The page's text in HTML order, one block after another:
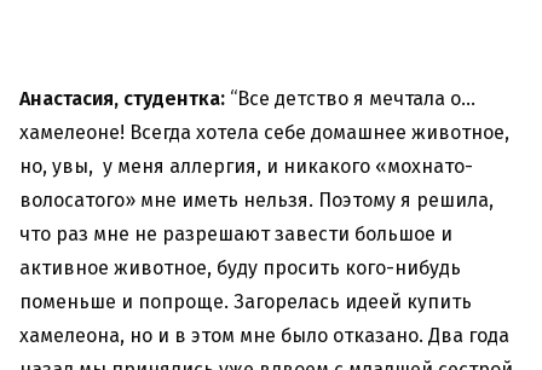
Анастасия, студентка: “Все детство я мечтала о…
хамелеоне! Всегда хотела себе домашнее животное,
но, увы, у меня аллергия, и никакого «мохнато-
волосатого» мне иметь нельзя. Поэтому я решила,
что раз мне не разрешают завести большое и
активное животное, буду просить кого-нибудь
поменьше и попроще. Загорелась идеей купить
хамелеона, но и в этом мне было отказано. Два года